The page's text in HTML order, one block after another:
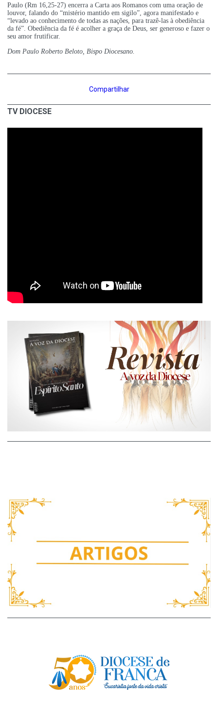
Paulo (Rm 16,25-27) encerra a Carta aos Romanos com uma oração de
louvor, falando do “mistério mantido em sigilo”, agora manifestado e
“levado ao conhecimento de todas as nações, para trazê-las à obediência
da fé”. Obediência da fé é acolher a graça de Deus, ser generoso e fazer o
seu amor frutificar.
Dom Paulo Roberto Beloto, Bispo Diocesano.
Compartilhar
TV DIOCESE